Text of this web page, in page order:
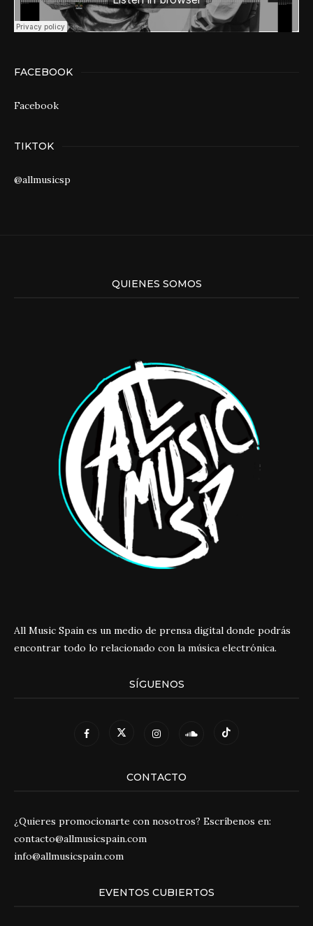
FACEBOOK
Facebook
TIKTOK
@allmusicsp
QUIENES SOMOS
All Music Spain es un medio de prensa digital donde podrás
encontrar todo lo relacionado con la música electrónica.
SÍGUENOS
CONTACTO
¿Quieres promocionarte con nosotros? Escríbenos en:
contacto@allmusicspain.com
info@allmusicspain.com
EVENTOS CUBIERTOS